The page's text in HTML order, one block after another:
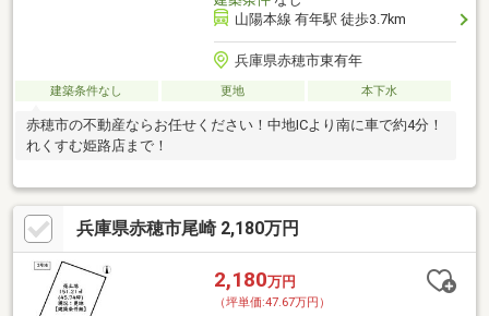
山陽本線 有年駅 徒歩3.7km
兵庫県赤穂市東有年
建築条件なし 更地 本下水
赤穂市の不動産ならお任せください！中地ICより南に車で約4分！
れくすむ姫路店まで！
兵庫県赤穂市尾崎 2,180万円
2,180万円
（坪単価:47.67万円）